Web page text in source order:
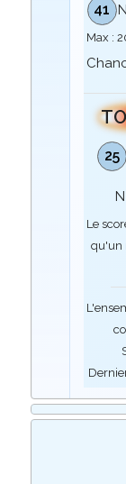
41
Max :
25
Le
qu'un